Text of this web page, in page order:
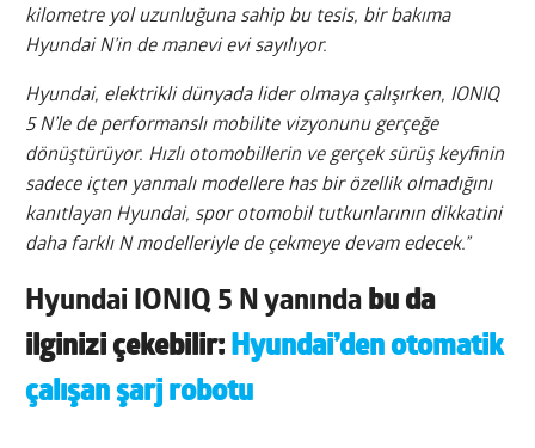
kilometre yol uzunluğuna sahip bu tesis, bir bakıma
Hyundai N’in de manevi evi sayılıyor.
Hyundai, elektrikli dünyada lider olmaya çalışırken, IONIQ
5 N’le de performanslı mobilite vizyonunu gerçeğe
dönüştürüyor. Hızlı otomobillerin ve gerçek sürüş keyfinin
sadece içten yanmalı modellere has bir özellik olmadığını
kanıtlayan Hyundai, spor otomobil tutkunlarının dikkatini
daha farklı N modelleriyle de çekmeye devam edecek.”
Hyundai IONIQ 5 N yanında bu da
ilginizi çekebilir: Hyundai’den otomatik
çalışan şarj robotu